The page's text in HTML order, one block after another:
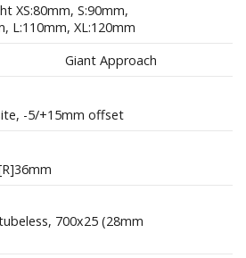
XS:80mm, S:90mm,
L:110mm, XL:120mm
Giant Approach
-5/+15mm offset
700x25 (28mm